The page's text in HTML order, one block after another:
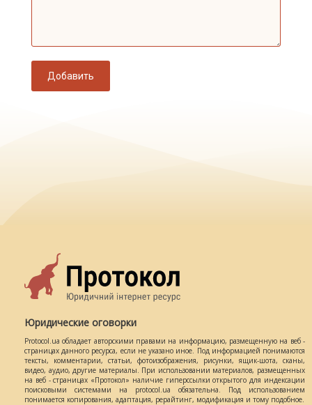
Добавить
Юридические оговорки
Protocol.ua обладает авторскими правами на информацию, размещенную на веб -
страницах данного ресурса, если не указано иное. Под информацией понимаются
тексты, комментарии, статьи, фотоизображения, рисунки, ящик-шота, сканы,
видео, аудио, другие материалы. При использовании материалов, размещенных
на веб - страницах «Протокол» наличие гиперссылки открытого для индексации
поисковыми системами на protocol.ua обязательна. Под использованием
понимается копирования, адаптация, рерайтинг, модификация и тому подобное.